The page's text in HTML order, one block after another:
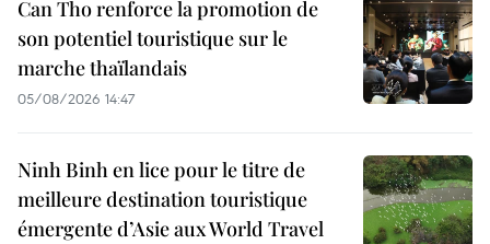
Can Tho renforce la promotion de
son potentiel touristique sur le
marche thaïlandais
05/08/2026 14:47
Ninh Binh en lice pour le titre de
meilleure destination touristique
émergente d’Asie aux World Travel